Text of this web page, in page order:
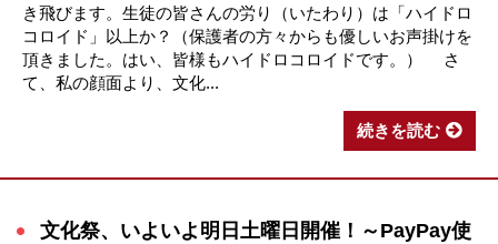
き飛びます。生徒の皆さんの労り（いたわり）は「ハイドロ
コロイド」以上か？（保護者の方々からも優しいお声掛けを
頂きました。はい、皆様もハイドロコロイドです。） さ
て、私の顔面より、文化...
続きを読む
文化祭、いよいよ明日土曜日開催！～PayPay使